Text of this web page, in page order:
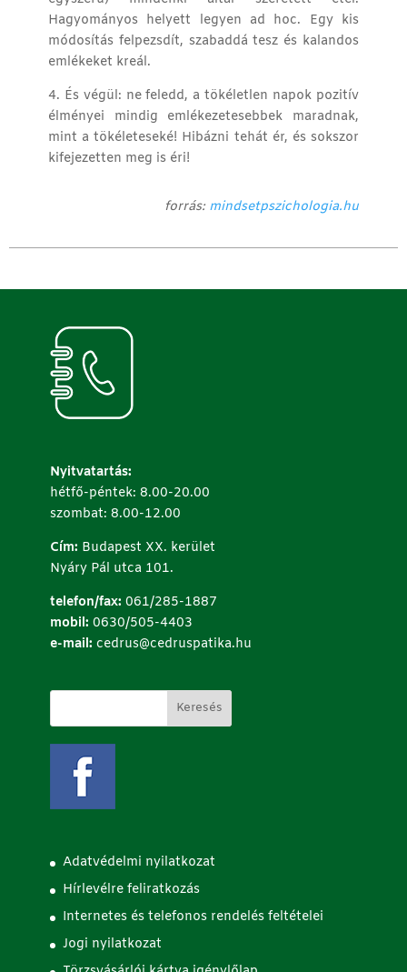
Hagyományos helyett legyen ad hoc. Egy kis
módosítás felpezsdít, szabaddá tesz és kalandos
emlékeket kreál.
4. És végül: ne feledd, a tökéletlen napok pozitív
élményei mindig emlékezetesebbek maradnak,
mint a tökéleteseké! Hibázni tehát ér, és sokszor
kifejezetten meg is éri!
forrás: mindsetpszichologia.hu
Nyitvatartás:
hétfő-péntek: 8.00-20.00
szombat: 8.00-12.00
Cím: Budapest XX. kerület
Nyáry Pál utca 101.
telefon/fax: 061/285-1887
mobil: 0630/505-4403
e-mail: cedrus@cedruspatika.hu
Adatvédelmi nyilatkozat
Hírlevélre feliratkozás
Internetes és telefonos rendelés feltételei
Jogi nyilatkozat